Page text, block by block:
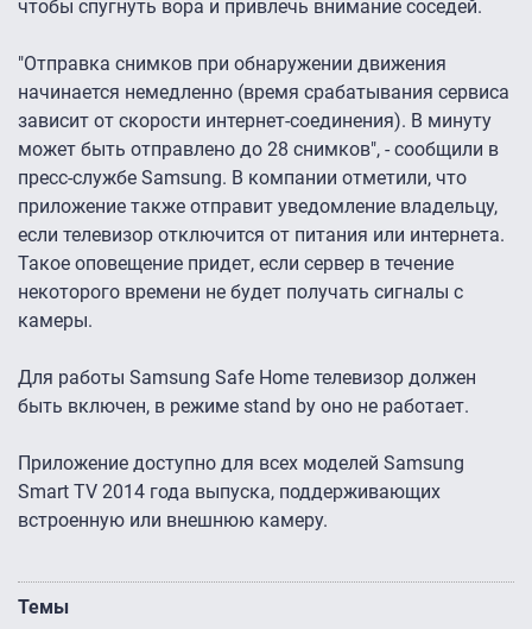
чтобы спугнуть вора и привлечь внимание соседей.
"Отправка снимков при обнаружении движения
начинается немедленно (время срабатывания сервиса
зависит от скорости интернет-соединения). В минуту
может быть отправлено до 28 снимков", - сообщили в
пресс-службе Samsung. В компании отметили, что
приложение также отправит уведомление владельцу,
если телевизор отключится от питания или интернета.
Такое оповещение придет, если сервер в течение
некоторого времени не будет получать сигналы с
камеры.
Для работы Samsung Safe Home телевизор должен
быть включен, в режиме stand by оно не работает.
Приложение доступно для всех моделей Samsung
Smart TV 2014 года выпуска, поддерживающих
встроенную или внешнюю камеру.
Темы